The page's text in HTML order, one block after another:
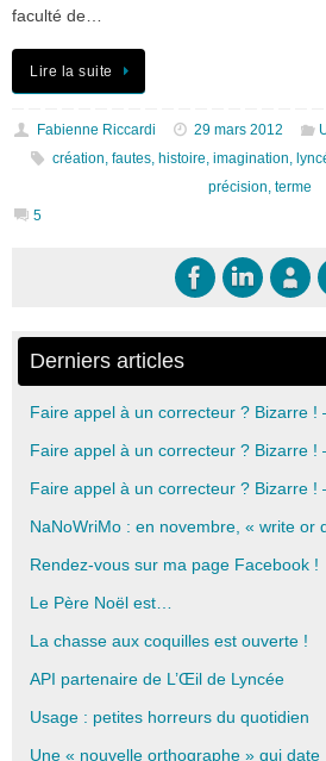
faculté de…
Lire la suite
Fabienne Riccardi 29 mars 2012
création, fautes, histoire, imagination,
précision, terme
5
Derniers articles
Faire appel à un correcteur ? Bizarre !
Faire appel à un correcteur ? Bizarre !
Faire appel à un correcteur ? Bizarre !
NaNoWriMo : en novembre, « write or
Rendez-vous sur ma page Facebook !
Le Père Noël est…
La chasse aux coquilles est ouverte !
API partenaire de L’Œil de Lyncée
Usage : petites horreurs du quotidien
Une « nouvelle orthographe » qui date